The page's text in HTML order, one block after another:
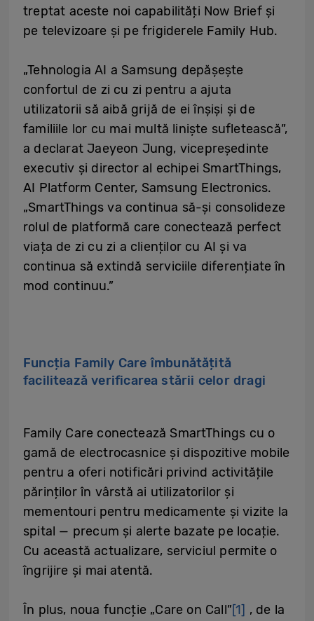
treptat aceste noi capabilități Now Brief și
pe televizoare și pe frigiderele Family Hub.
„Tehnologia AI a Samsung depășește
confortul de zi cu zi pentru a ajuta
utilizatorii să aibă grijă de ei înșiși și de
familiile lor cu mai multă liniște sufletească”,
a declarat Jaeyeon Jung, vicepreședinte
executiv și director al echipei SmartThings,
AI Platform Center, Samsung Electronics.
„SmartThings va continua să-și consolideze
rolul de platformă care conectează perfect
viața de zi cu zi a clienților cu AI și va
continua să extindă serviciile diferențiate în
mod continuu.”
Funcția Family Care îmbunătățită
facilitează verificarea stării celor dragi
Family Care conectează SmartThings cu o
gamă de electrocasnice și dispozitive mobile
pentru a oferi notificări privind activitățile
părinților în vârstă ai utilizatorilor și
mementouri pentru medicamente și vizite la
spital — precum și alerte bazate pe locație.
Cu această actualizare, serviciul permite o
îngrijire și mai atentă.
În plus, noua funcție „Care on Call”[1] , de la